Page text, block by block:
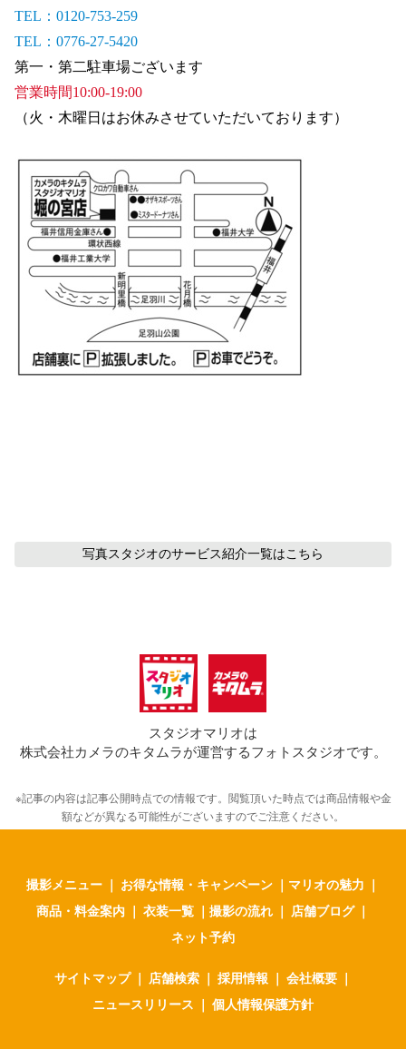
TEL：0120-753-259
TEL：0776-27-5420
第一・第二駐車場ございます
営業時間10:00-19:00
（火・木曜日はお休みさせていただいております）
写真スタジオのサービス紹介一覧はこちら
スタジオマリオは
株式会社カメラのキタムラが運営するフォトスタジオです。
※記事の内容は記事公開時点での情報です。閲覧頂いた時点では商品情報や金
額などが異なる可能性がございますのでご注意ください。
撮影メニュー ｜ お得な情報・キャンペーン ｜ マリオの魅力 ｜
商品・料金案内 ｜ 衣装一覧 ｜ 撮影の流れ ｜ 店舗ブログ ｜
ネット予約
サイトマップ ｜ 店舗検索 ｜ 採用情報 ｜ 会社概要 ｜
ニュースリリース ｜ 個人情報保護方針